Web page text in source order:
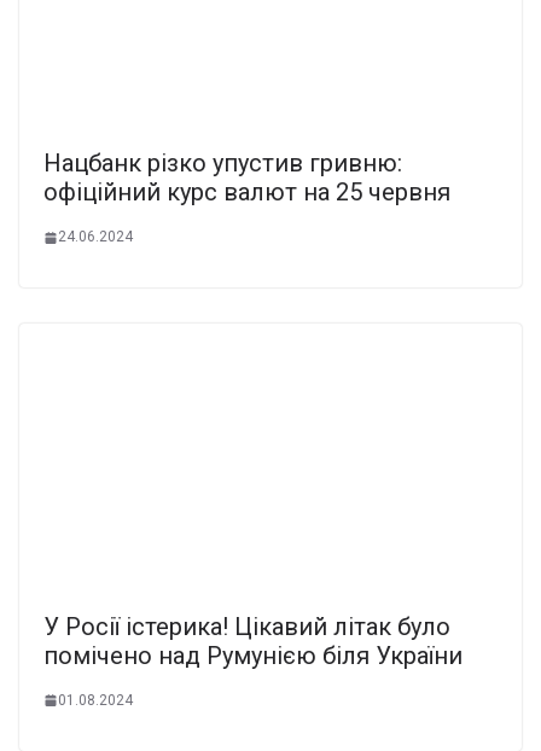
Нацбанк різко упустив гривню:
офіційний курс валют на 25 червня
24.06.2024
У Росії істеpика! Цiкавий лiтак було
помiчено над Румунією біля Укpаїни
01.08.2024